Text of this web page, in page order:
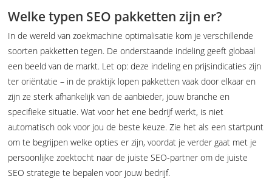
Welke typen SEO pakketten zijn er?
In de wereld van zoekmachine optimalisatie kom je verschillende
soorten pakketten tegen. De onderstaande indeling geeft globaal
een beeld van de markt. Let op: deze indeling en prijsindicaties zijn
ter oriëntatie – in de praktijk lopen pakketten vaak door elkaar en
zijn ze sterk afhankelijk van de aanbieder, jouw branche en
specifieke situatie. Wat voor het ene bedrijf werkt, is niet
automatisch ook voor jou de beste keuze. Zie het als een startpunt
om te begrijpen welke opties er zijn, voordat je verder gaat met je
persoonlijke zoektocht naar de juiste SEO-partner om de juiste
SEO strategie te bepalen voor jouw bedrijf.